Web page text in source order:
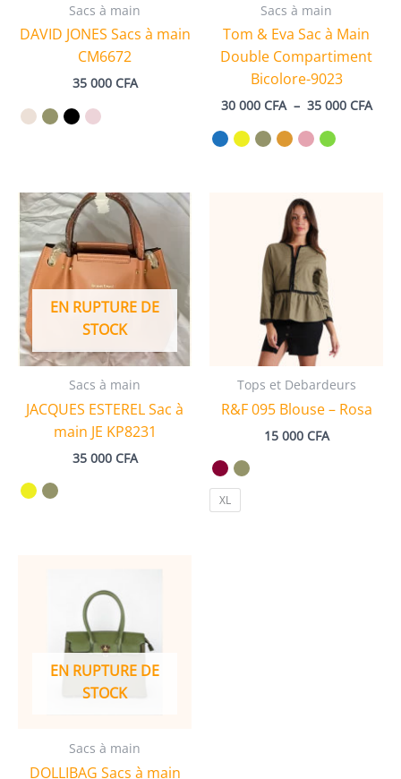
Sacs à main
DAVID JONES Sacs à main
CM6672
35 000 CFA
Sacs à main
Tom & Eva Sac à Main
Double Compartiment
Bicolore-9023
30 000 CFA – 35 000 CFA
EN RUPTURE DE
STOCK
Sacs à main
JACQUES ESTEREL Sac à
main JE KP8231
35 000 CFA
Tops et Debardeurs
R&F 095 Blouse – Rosa
15 000 CFA
XL
EN RUPTURE DE
STOCK
Sacs à main
DOLLIBAG Sacs à main